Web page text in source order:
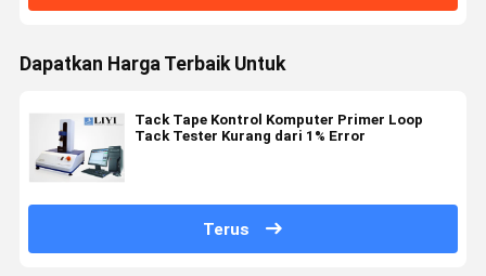
Dapatkan Harga Terbaik Untuk
Tack Tape Kontrol Komputer Primer Loop
Tack Tester Kurang dari 1% Error
Terus